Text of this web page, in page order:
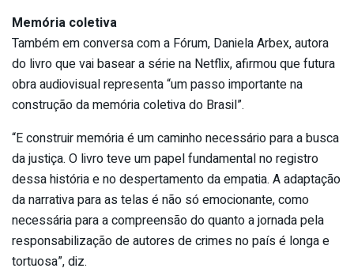
Memória coletiva
Também em conversa com a Fórum, Daniela Arbex, autora
do livro que vai basear a série na Netflix, afirmou que futura
obra audiovisual representa “um passo importante na
construção da memória coletiva do Brasil”.
“E construir memória é um caminho necessário para a busca
da justiça. O livro teve um papel fundamental no registro
dessa história e no despertamento da empatia. A adaptação
da narrativa para as telas é não só emocionante, como
necessária para a compreensão do quanto a jornada pela
responsabilização de autores de crimes no país é longa e
tortuosa”, diz.